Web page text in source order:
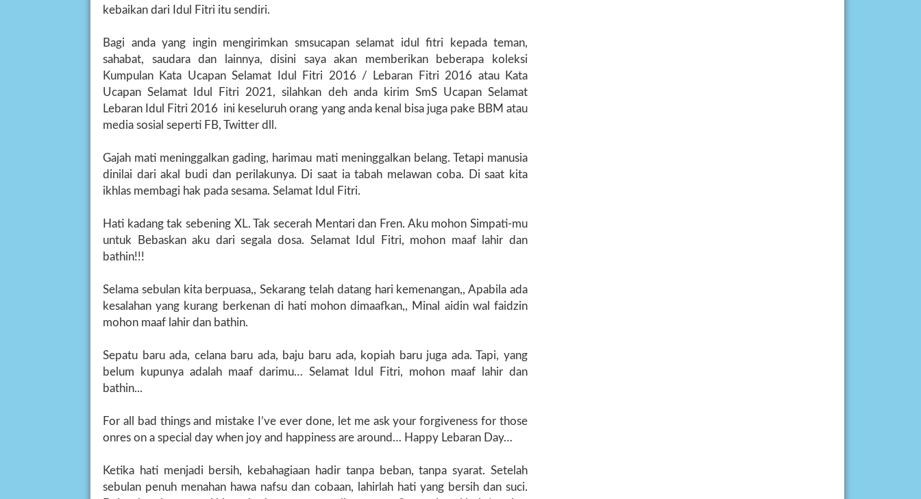
kebaikan dari Idul Fitri itu sendiri.
Bagi anda yang ingin mengirimkan smsucapan selamat idul fitri kepada teman,
sahabat, saudara dan lainnya, disini saya akan memberikan beberapa koleksi
Kumpulan Kata Ucapan Selamat Idul Fitri 2016 / Lebaran Fitri 2016 atau Kata
Ucapan Selamat Idul Fitri 2021, silahkan deh anda kirim SmS Ucapan Selamat
Lebaran Idul Fitri 2016 ini keseluruh orang yang anda kenal bisa juga pake BBM atau
media sosial seperti FB, Twitter dll.
Gajah mati meninggalkan gading, harimau mati meninggalkan belang. Tetapi manusia
dinilai dari akal budi dan perilakunya. Di saat ia tabah melawan coba. Di saat kita
ikhlas membagi hak pada sesama. Selamat Idul Fitri.
Hati kadang tak sebening XL. Tak secerah Mentari dan Fren. Aku mohon Simpati-mu
untuk Bebaskan aku dari segala dosa. Selamat Idul Fitri, mohon maaf lahir dan
bathin!!!
Selama sebulan kita berpuasa,, Sekarang telah datang hari kemenangan,, Apabila ada
kesalahan yang kurang berkenan di hati mohon dimaafkan,, Minal aidin wal faidzin
mohon maaf lahir dan bathin.
Sepatu baru ada, celana baru ada, baju baru ada, kopiah baru juga ada. Tapi, yang
belum kupunya adalah maaf darimu… Selamat Idul Fitri, mohon maaf lahir dan
bathin...
For all bad things and mistake I’ve ever done, let me ask your forgiveness for those
onres on a special day when joy and happiness are around… Happy Lebaran Day…
Ketika hati menjadi bersih, kebahagiaan hadir tanpa beban, tanpa syarat. Setelah
sebulan penuh menahan hawa nafsu dan cobaan, lahirlah hati yang bersih dan suci.